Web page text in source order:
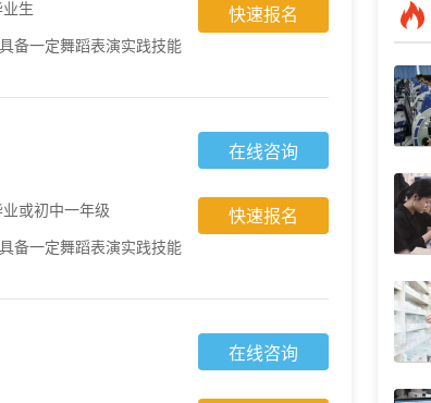
生
备一定舞蹈表演实践技能
快速报名
或初中一年级
备一定舞蹈表演实践技能
在线咨询
快速报名
在线咨询